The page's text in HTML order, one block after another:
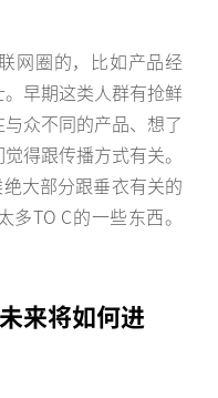
网圈的，比如产品经
早期这类人群有抢鲜
众不同的产品、想了
得跟传播方式有关。
大部分跟垂衣有关的
TO C的一些东西。
来将如何进